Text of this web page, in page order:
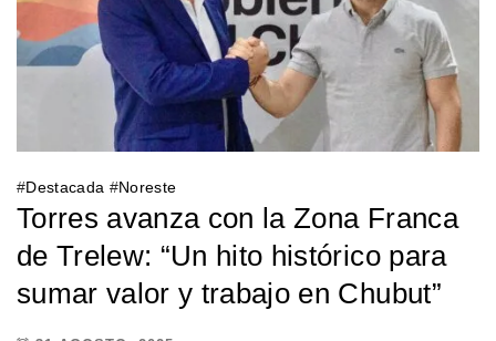
#Destacada #Noreste
Torres avanza con la Zona Franca
de Trelew: “Un hito histórico para
sumar valor y trabajo en Chubut”